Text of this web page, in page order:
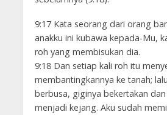
9:17 Kata seorang dari orang
anakku ini kubawa kepada-Mu,
roh yang membisukan dia.
9:18 Dan setiap kali roh itu
membantingkannya ke tanah;
berbusa, giginya bekertakan
menjadi kejang. Aku sudah